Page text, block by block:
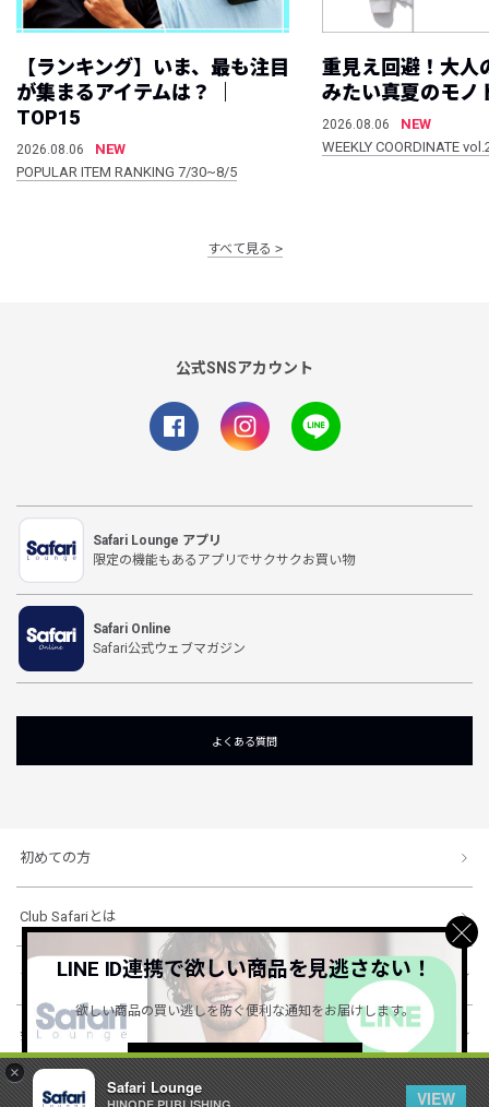
×
Safari Lounge
VIEW
【ランキング】いま、最も注目
が集まるアイテムは？ ｜
TOP15
2026.08.06
NEW
POPULAR ITEM RANKING 7/30~8/5
重見え回避！大人
みたい真夏のモノ
2026.08.06
NEW
WEEKLY COORDINATE
すべて見る
公式SNSアカウント
Safari Lounge アプリ
限定の機能もあるアプリでサクサクお買い物
Safari Online
Safari公式ウェブマガジン
よくある質問
初めての方
Club Safariとは
ショッピングガイド
会社概要・規約
LINE ID連携で欲しい商品を見逃さない！
欲しい商品の買い逃しを防ぐ便利な通知をお届けします。
詳しくはこちら ＞